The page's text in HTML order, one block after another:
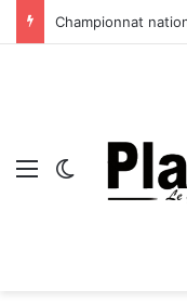
Menu Switch skin